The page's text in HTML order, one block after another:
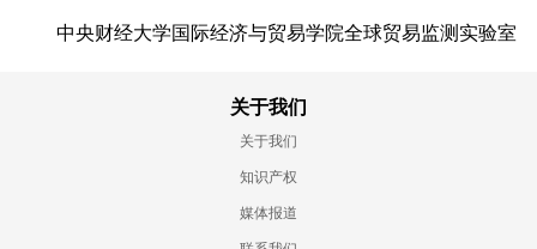
中央财经大学国际经济与贸易学院全球贸易监测实验室
关于我们
关于我们
知识产权
媒体报道